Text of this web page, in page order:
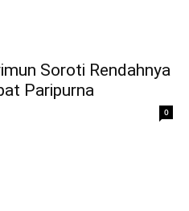
Soroti Rendahnya
Paripurna
0